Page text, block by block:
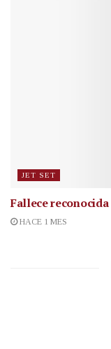
JET SET
Fallece
HACE 1 MES